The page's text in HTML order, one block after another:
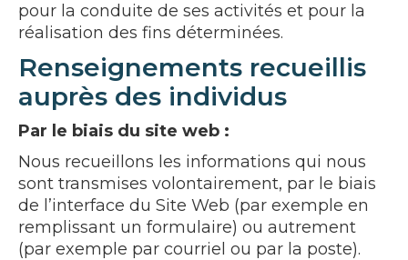
pour la conduite de ses activités et pour la
réalisation des fins déterminées.
Renseignements recueillis
auprès des individus
Par le biais du site web :
Nous recueillons les informations qui nous
sont transmises volontairement, par le biais
de l’interface du Site Web (par exemple en
remplissant un formulaire) ou autrement
(par exemple par courriel ou par la poste).